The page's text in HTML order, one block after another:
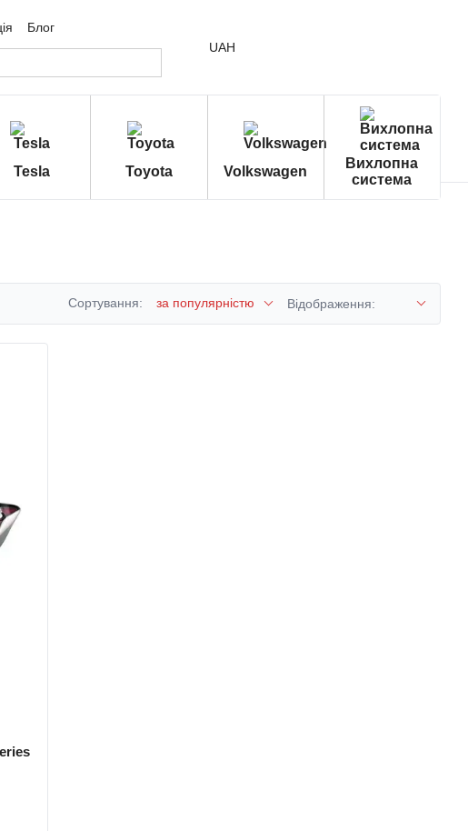
Блог
UAH
Tesla Toyota Volkswagen
Вихлопна
система
Сортування: за популярністю Відображення: